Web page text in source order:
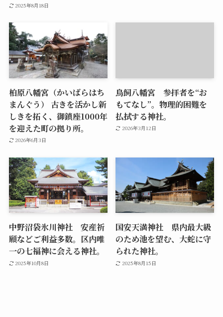
2025年8月18日
柏原八幡宮（かいばらはち
まんぐう） 古きを活かし新
しきを拓く、御鎮座1000年
を迎えた町の拠り所。
2026年6月3日
鳥飼八幡宮 参拝者を“お
もてなし”。物理的困難を
払拭する神社。
2026年3月12日
中野沼袋氷川神社 安産祈
願などご利益多数。区内唯
一の七福神に会える神社。
2025年10月8日
国安天満神社 県内最大級
のため池を望む、大蛇に守
られた神社。
2025年8月15日